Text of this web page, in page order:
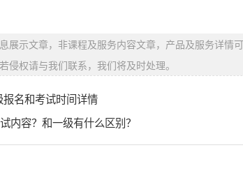
展示文章，非课程及服务内容文章，产品及服务详情
侵权请与我们联系，我们将及时处理。
名和考试时间详情
内容？和一级有什么区别？